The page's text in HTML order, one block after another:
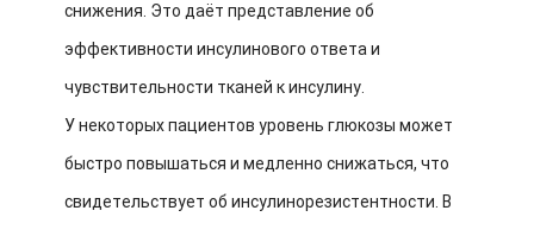
снижения. Это даёт представление об
эффективности инсулинового ответа и
чувствительности тканей к инсулину.
У некоторых пациентов уровень глюкозы может
быстро повышаться и медленно снижаться, что
свидетельствует об инсулинорезистентности. В